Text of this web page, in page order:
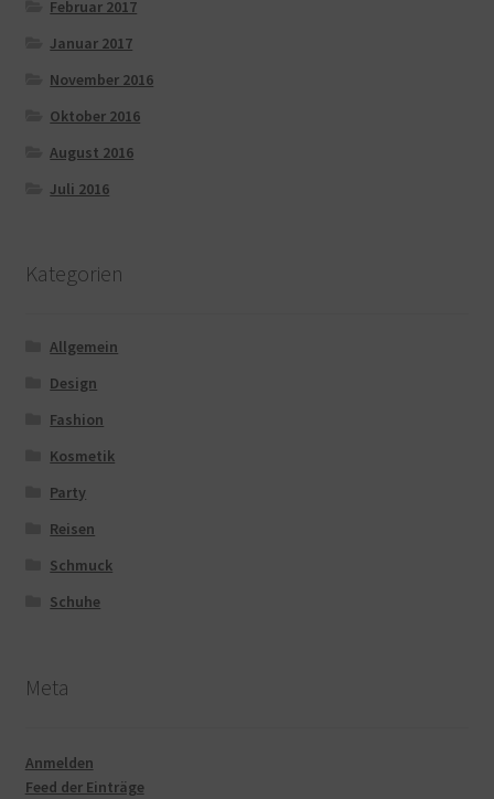
Februar 2017
Januar 2017
November 2016
Oktober 2016
August 2016
Juli 2016
Kategorien
Allgemein
Design
Fashion
Kosmetik
Party
Reisen
Schmuck
Schuhe
Meta
Anmelden
Feed der Einträge